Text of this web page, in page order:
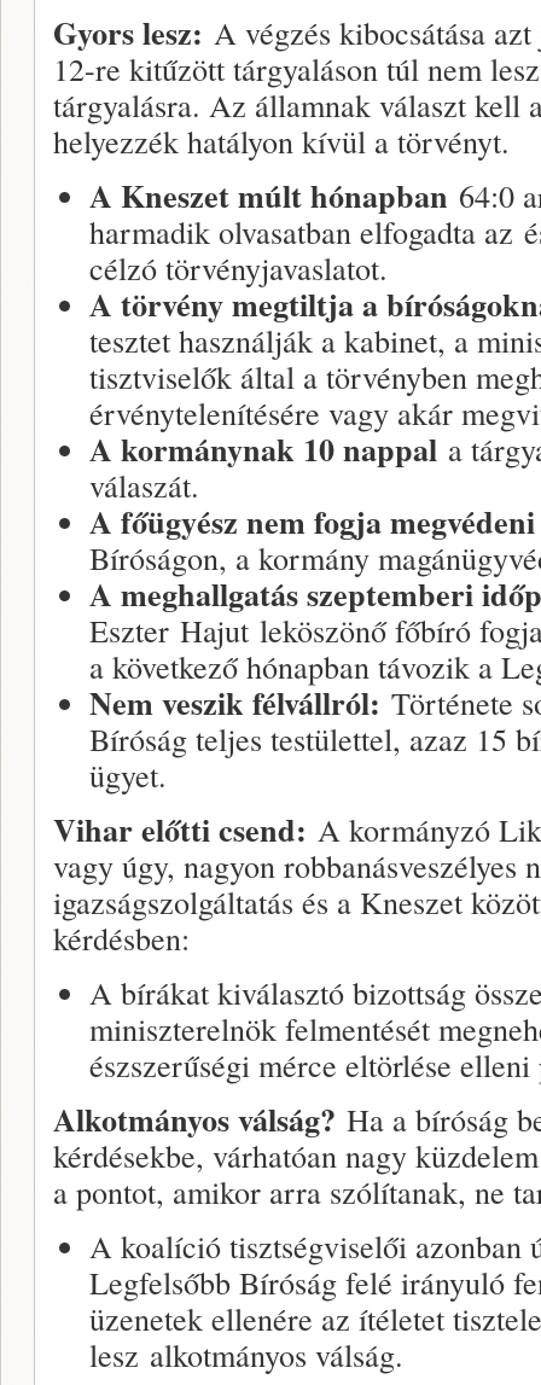
Gyors lesz: A végzés kibocsátása
12-re kitűzött tárgyaláson túl nem
tárgyalásra. Az államnak választ kell
helyezzék hatályon kívül a törvényt.
A Kneszet múlt hónapban 64:0
harmadik olvasatban elfogadta az
célzó törvényjavaslatot.
A törvény megtiltja a
tesztet használják a kabinet, a
tisztviselők által a törvényben
érvénytelenítésére vagy akár
A kormánynak 10 nappal a
válaszát.
A főügyész nem fogja
Bíróságon, a kormány
A meghallgatás szeptemberi
Eszter Hajut leköszönő főbíró
a következő hónapban távozik a
Nem veszik félvállról: Története
Bíróság teljes testülettel, azaz 15
ügyet.
Vihar előtti csend: A kormányzó
vagy úgy, nagyon robbanásveszélyes
igazságszolgáltatás és a Kneszet
kérdésben:
A bírákat kiválasztó bizottság
miniszterelnök felmentését
észszerűségi mérce eltörlése
Alkotmányos válság? Ha a bíróság
kérdésekbe, várhatóan nagy
a pontot, amikor arra szólítanak, ne
A koalíció tisztségviselői azonban
Legfelsőbb Bíróság felé irányuló
üzenetek ellenére az ítéletet
lesz alkotmányos válság.